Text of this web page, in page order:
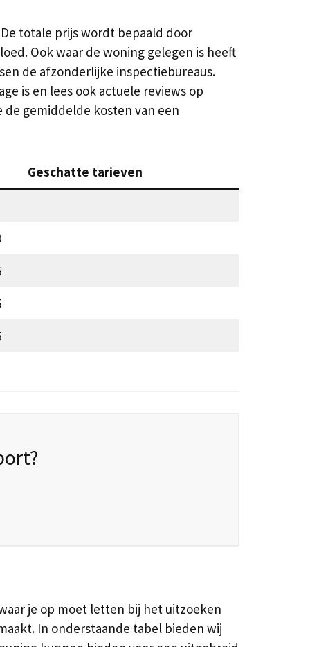
totale prijs wordt bepaald door
Ook waar de woning gelegen is heeft
de afzonderlijke inspectiebureaus.
is en lees ook actuele reviews op
gemiddelde kosten van een
Geschatte tarieven
je op moet letten bij het uitzoeken
In onderstaande tabel bieden wij